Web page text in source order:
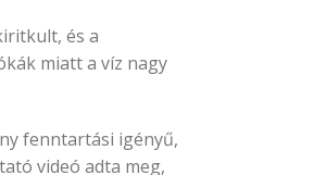
és a
miatt a víz nagy
fenntartási igényű,
videó adta meg,